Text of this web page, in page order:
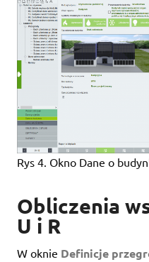
Rys 4. Okno Dane o
Obliczenia
U i R
W oknie Definicje